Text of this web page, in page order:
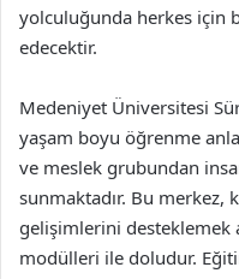
yolculuğunda herkes için
edecektir.
Medeniyet Üniversitesi
yaşam boyu öğrenme
ve meslek grubundan
sunmaktadır. Bu merkez,
gelişimlerini desteklemek
modülleri ile doludur.